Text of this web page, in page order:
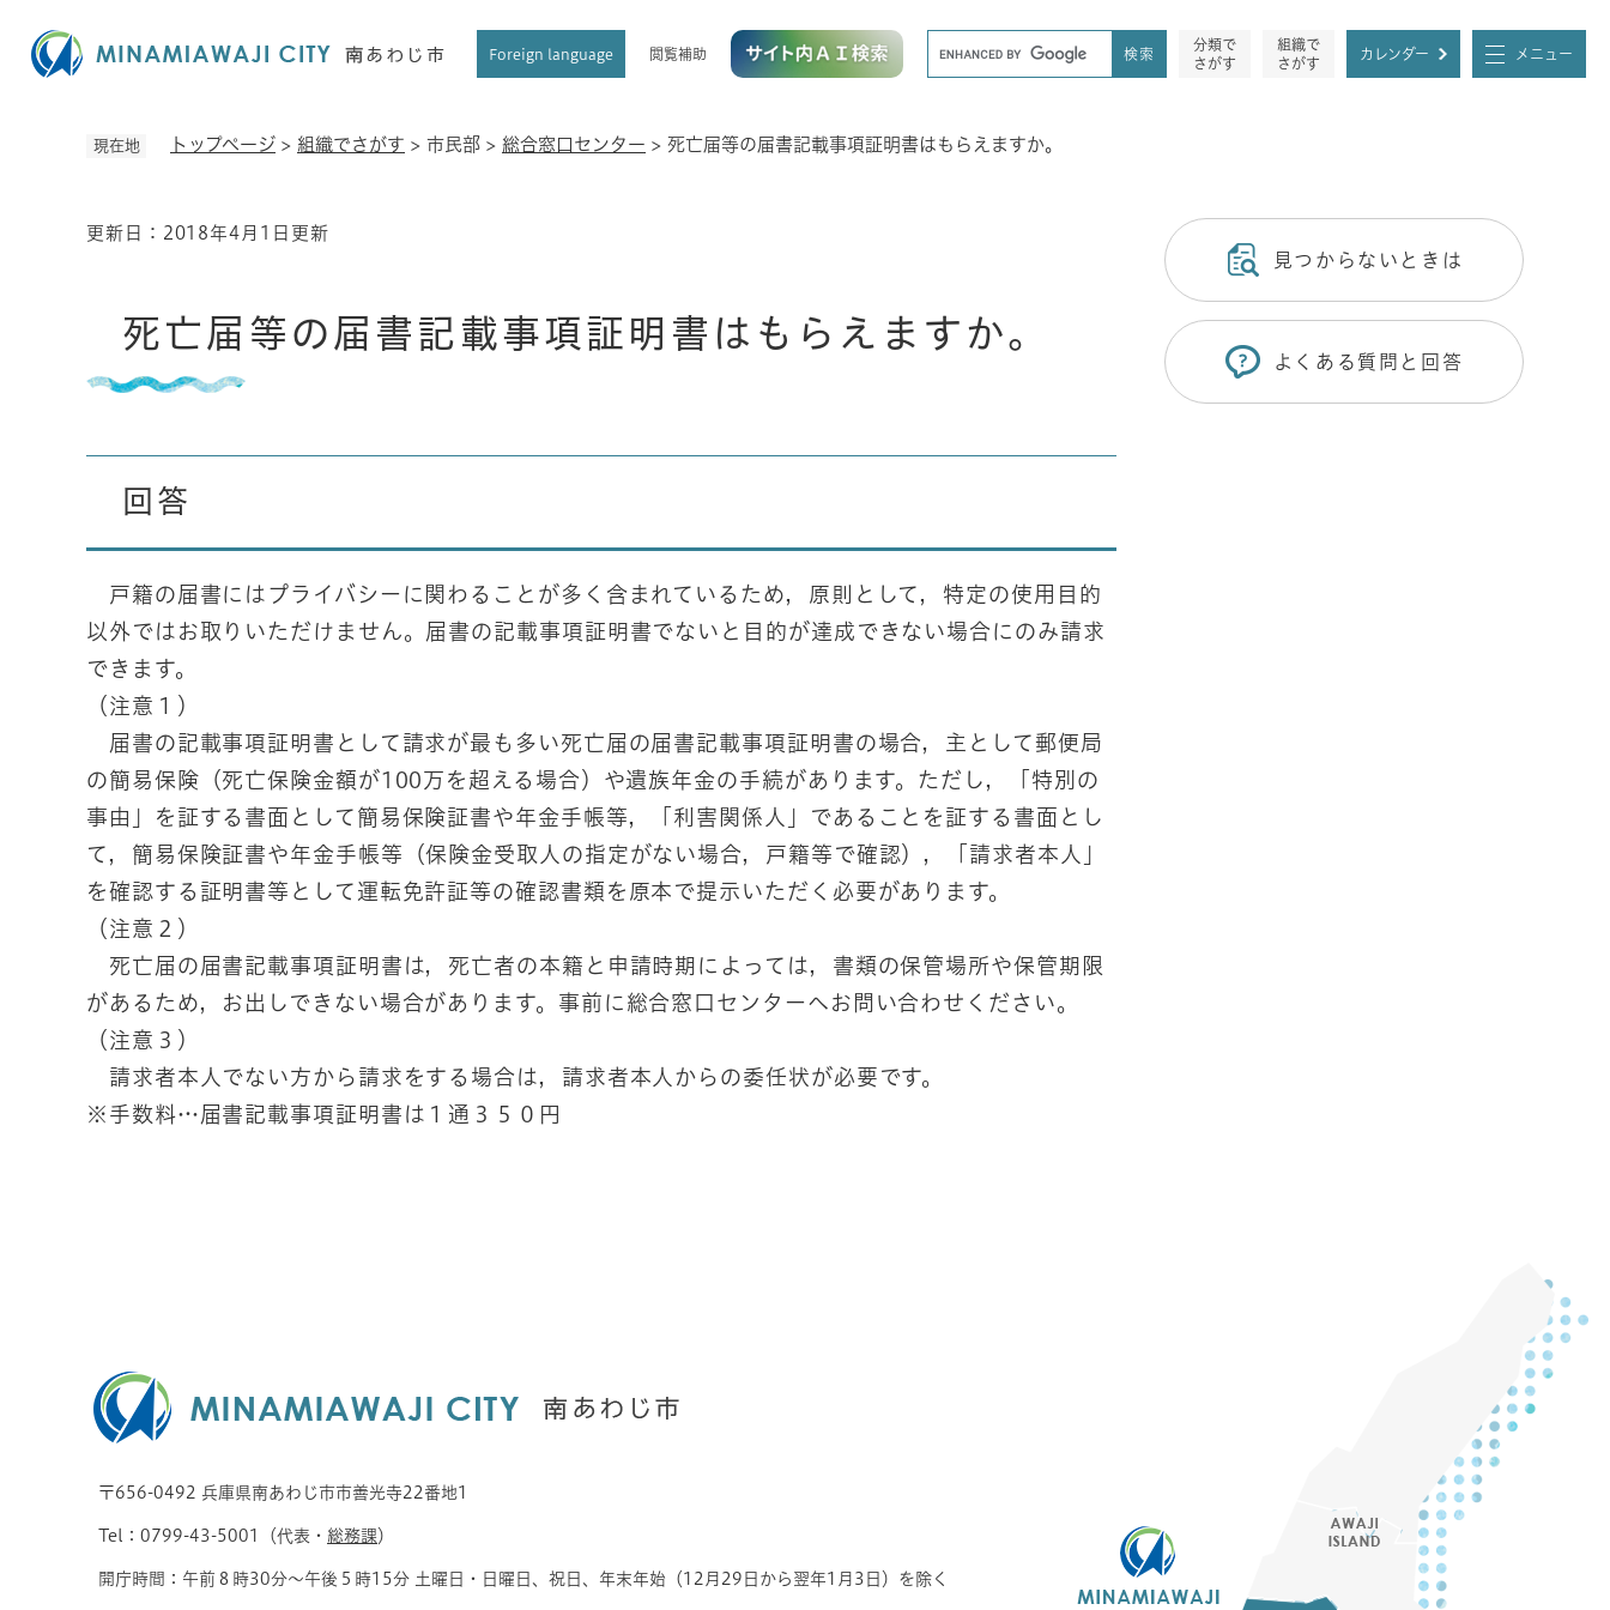
Foreign language 閲覧補助
ド
分類で
さがす
組織で
さがす
カレンダー メニュー
現在地 トップページ > 組織でさがす > 市民部 > 総合窓口センター > 死亡届等の届書記載事項証明書はもらえますか。
本
更新日：2018年4月1日更新
死亡届等の届書記載事項証明書はもらえますか。
回答
戸籍の届書にはプライバシーに関わることが多く含まれているため，原則として，特定の使用目的
以外ではお取りいただけません。届書の記載事項証明書でないと目的が達成できない場合にのみ請求
できます。
（注意１）
届書の記載事項証明書として請求が最も多い死亡届の届書記載事項証明書の場合，主として郵便局
の簡易保険（死亡保険金額が100万を超える場合）や遺族年金の手続があります。ただし，「特別の
事由」を証する書面として簡易保険証書や年金手帳等，「利害関係人」であることを証する書面とし
て，簡易保険証書や年金手帳等（保険金受取人の指定がない場合，戸籍等で確認），「請求者本人」
を確認する証明書等として運転免許証等の確認書類を原本で提示いただく必要があります。
（注意２）
死亡届の届書記載事項証明書は，死亡者の本籍と申請時期によっては，書類の保管場所や保管期限
があるため，お出しできない場合があります。事前に総合窓口センターへお問い合わせください。
（注意３）
請求者本人でない方から請求をする場合は，請求者本人からの委任状が必要です。
※手数料…届書記載事項証明書は１通３５０円
見つからないときは
よくある質問と回答
〒656-0492 兵庫県南あわじ市市善光寺22番地1
Tel：0799-43-5001（代表・ 総務課）
開庁時間：午前８時30分～午後５時15分 土曜日・日曜日、祝日、年末年始（12月29日から翌年1月3日）を除く